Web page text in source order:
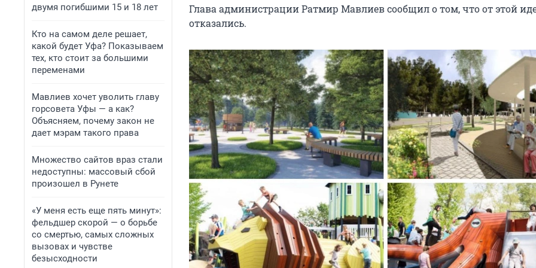
двумя погибшими 15 и 18 лет
Кто на самом деле решает,
какой будет Уфа? Показываем
тех, кто стоит за большими
переменами
Мавлиев хочет уволить главу
горсовета Уфы — а как?
Объясняем, почему закон не
дает мэрам такого права
Множество сайтов враз стали
недоступны: массовый сбой
произошел в Рунете
«У меня есть еще пять минут»:
фельдшер скорой — о борьбе
со смертью, самых сложных
вызовах и чувстве
безысходности
Глава администрации Ратмир Мавлиев сообщил о том, что от этой
отказались.